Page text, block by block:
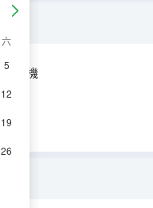
六
5
12
19
26
電視機